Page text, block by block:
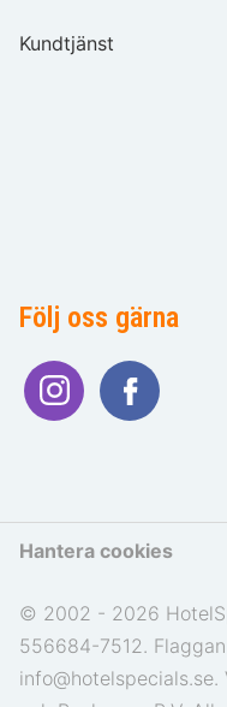
Kundtjänst
Följ oss gärna
Hantera cookies
© 2002 - 2026
556684-7512.